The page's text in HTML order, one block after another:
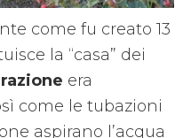
come fu creato 13
la “casa” dei
era
come le tubazioni
aspirano l’acqua